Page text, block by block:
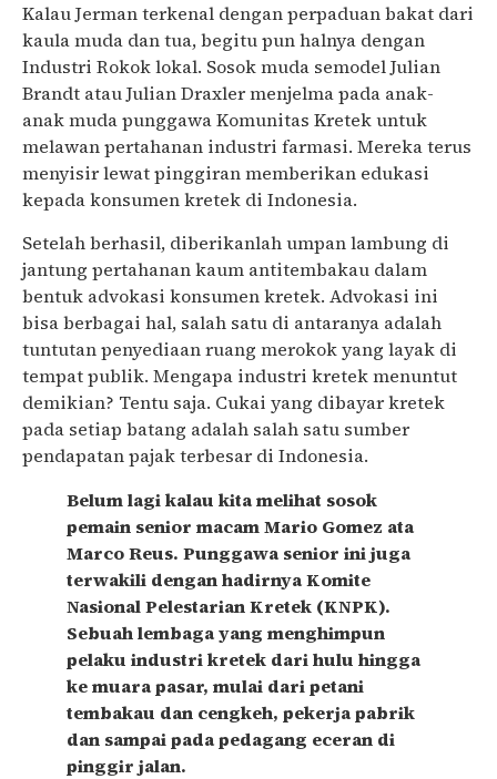
Kalau Jerman terkenal dengan perpaduan bakat dari
kaula muda dan tua, begitu pun halnya dengan
Industri Rokok lokal. Sosok muda semodel Julian
Brandt atau Julian Draxler menjelma pada anak-
anak muda punggawa Komunitas Kretek untuk
melawan pertahanan industri farmasi. Mereka terus
menyisir lewat pinggiran memberikan edukasi
kepada konsumen kretek di Indonesia.
Setelah berhasil, diberikanlah umpan lambung di
jantung pertahanan kaum antitembakau dalam
bentuk advokasi konsumen kretek. Advokasi ini
bisa berbagai hal, salah satu di antaranya adalah
tuntutan penyediaan ruang merokok yang layak di
tempat publik. Mengapa industri kretek menuntut
demikian? Tentu saja. Cukai yang dibayar kretek
pada setiap batang adalah salah satu sumber
pendapatan pajak terbesar di Indonesia.
Belum lagi kalau kita melihat sosok
pemain senior macam Mario Gomez ata
Marco Reus. Punggawa senior ini juga
terwakili dengan hadirnya Komite
Nasional Pelestarian Kretek (KNPK).
Sebuah lembaga yang menghimpun
pelaku industri kretek dari hulu hingga
ke muara pasar, mulai dari petani
tembakau dan cengkeh, pekerja pabrik
dan sampai pada pedagang eceran di
pinggir jalan.